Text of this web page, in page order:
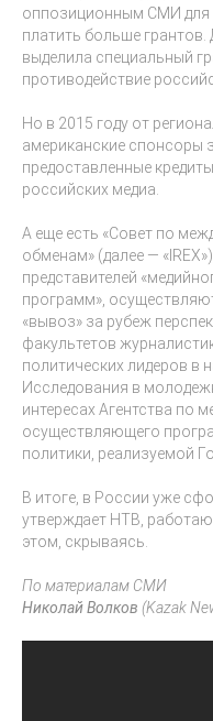
оппозиционным СМИ для
платить больше
выделила специальный
противодействие
Но в 2015 году от
американские спонсоры
предоставленные
российских медиа.
А еще есть «Совет по
обменам» (далее —
представителей
программ»,
«вывоз» за рубеж
факультетов
политических лидеров в
Исследования в
интересах Агентства по
осуществляющего
политики, реализуемой
В итоге, в России уже
утверждает НТВ,
этом, скрываясь.
По материалам СМИ
Николай Волков (Kazak